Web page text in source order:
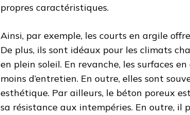
propres caractéristiques.
Ainsi, par exemple, les courts en argile
De plus, ils sont idéaux pour les climats
en plein soleil. En revanche, les surfaces
moins d’entretien. En outre, elles sont
esthétique. Par ailleurs, le béton poreux
sa résistance aux intempéries. En outre, il